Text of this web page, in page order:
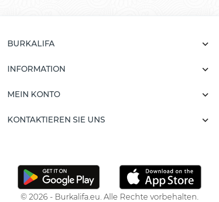
BURKALIFA 
INFORMATION 
MEIN KONTO 
KONTAKTIEREN SIE UNS 
© 2026 - Burkalifa.eu. Alle Rechte vorbehalten.